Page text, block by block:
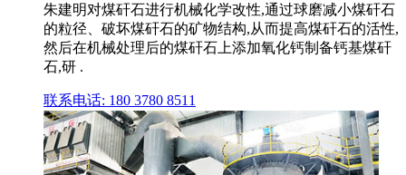
朱建明对煤矸石进行机械化学改性,通过球磨减小煤矸石
的粒径、破坏煤矸石的矿物结构,从而提高煤矸石的活性,
然后在机械处理后的煤矸石上添加氧化钙制备钙基煤矸
石,研 .
联系电话: 180 3780 8511